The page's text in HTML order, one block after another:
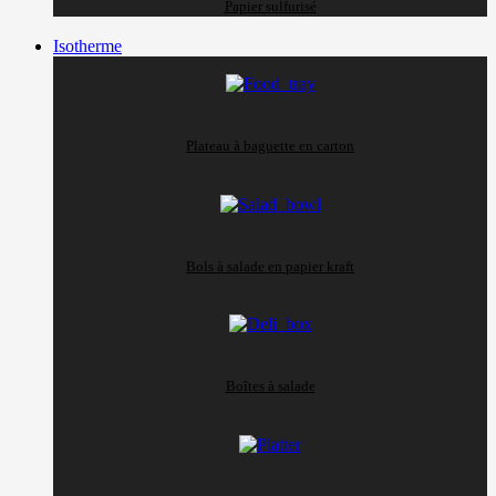
Papier sulfurisé
Isotherme
Plateau à baguette en carton
Bols à salade en papier kraft
Boîtes à salade